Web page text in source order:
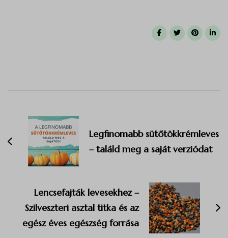
Legfinomabb sütőtökkrémleves
– találd meg a saját verziódat
Lencsefajták levesekhez –
Szilveszteri asztal titka és az
egész éves egészség forrása